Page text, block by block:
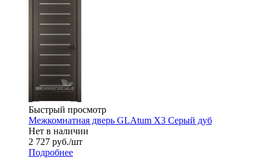
Быстрый просмотр
Межкомнатная дверь GLAtum X3 Серый дуб
Нет в наличии
2 727 руб./шт
Подробнее